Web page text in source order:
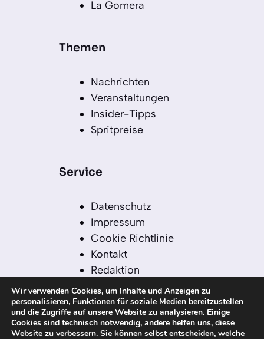
La Gomera
Themen
Nachrichten
Veranstaltungen
Insider-Tipps
Spritpreise
Service
Datenschutz
Impressum
Cookie Richtlinie
Kontakt
Redaktion
Redaktionelle Leitlinien
Sitemap
Einsatz von KI in der
Redaktion
Wir verwenden Cookies, um Inhalte und Anzeigen zu
personalisieren, Funktionen für soziale Medien bereitzustellen
und die Zugriffe auf unsere Website zu analysieren. Einige
Cookies sind technisch notwendig, andere helfen uns, diese
Website zu verbessern. Sie können selbst entscheiden, welche